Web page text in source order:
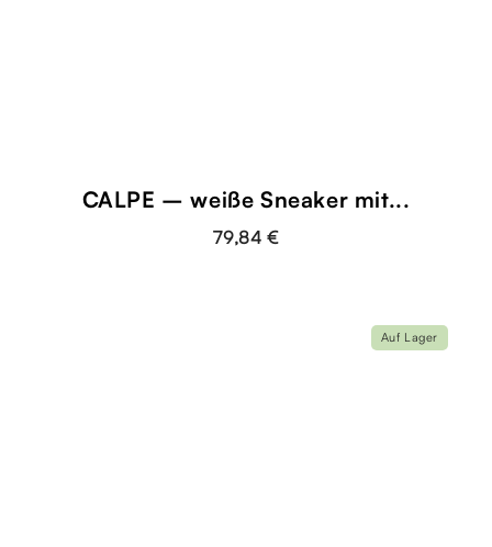
CALPE – weiße Sneaker mit...
79,84 €
Auf Lager